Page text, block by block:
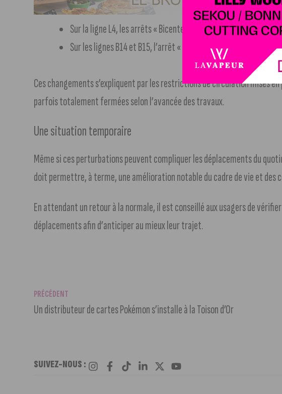
Sur la ligne L4, les arrêts « Bicentenaire » et « Grands Crus »
Sur les lignes B14 et B15, l’arrêt « Langevin » est redirigé vers
Ces changements s’expliquent par les restrictions de circulation mises
parfois totalement fermées selon l’avancée des travaux.
Une situation temporaire
Même si ces perturbations peuvent compliquer les déplacements du
doit permettre, à terme, une amélioration notable du cadre de vie et des
En attendant un retour à la normale, il est conseillé aux usagers de
déplacements afin d’anticiper au mieux leur trajet.
PRÉCÉDENT
Un distributeur de cartes Pokémon s’installe à la Toison d’Or
SUIVEZ-NOUS :